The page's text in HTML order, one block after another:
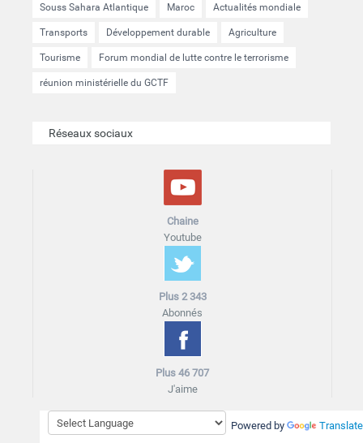
Powered by Translate
Souss Sahara Atlantique Maroc Actualités mondiale
Transports Développement durable Agriculture
Tourisme Forum mondial de lutte contre le terrorisme
réunion ministérielle du GCTF
Réseaux sociaux
Chaine
Youtube
Plus 2 343
Abonnés
Plus 46 707
J'aime